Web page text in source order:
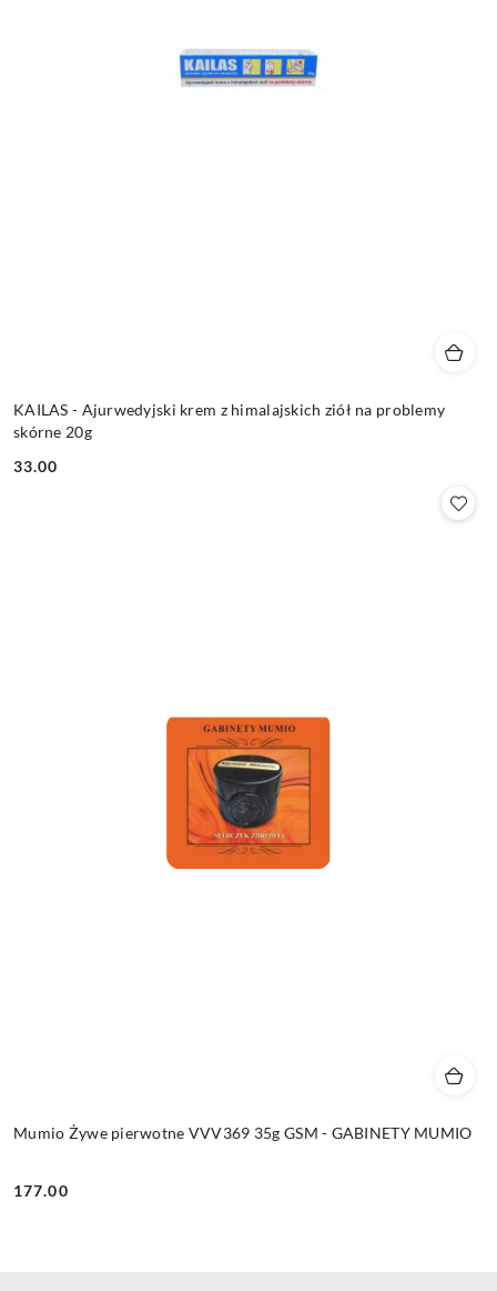
KAILAS - Ajurwedyjski krem z himalajskich ziół na problemy
skórne 20g
Cena:
33.00
Mumio Żywe pierwotne VVV369 35g GSM - GABINETY MUMIO
Cena:
177.00